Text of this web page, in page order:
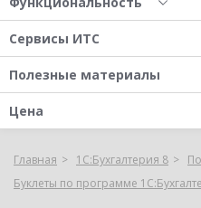
Сервисы ИТС
Полезные материалы
Цена
Главная 1С:Бухгалтерия 8
Буклеты по программе